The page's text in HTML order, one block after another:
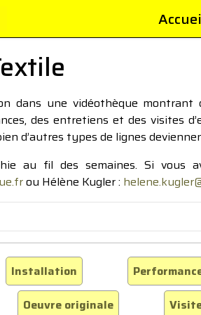
dans une vidéothèque
des entretiens et des visites
d’autres types de lignes
au fil des semaines. Si vous
ou Hélène Kugler :
Installation
Oeuvre originale